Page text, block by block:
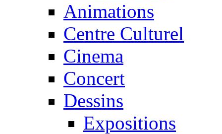
Animations
Centre Culturel
Cinema
Concert
Dessins
Expositions